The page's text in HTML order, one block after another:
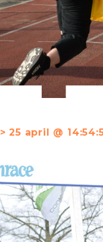
> 25 april @